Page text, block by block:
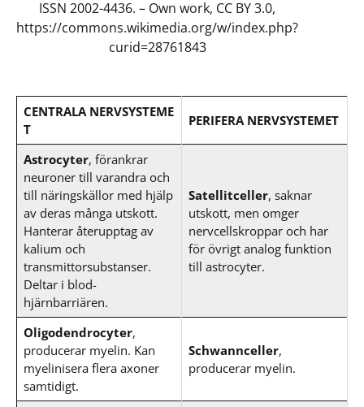
ISSN 2002-4436. – Own work, CC BY 3.0,
https://commons.wikimedia.org/w/index.php?
curid=28761843
CENTRALA NERVSYSTEME
T
PERIFERA NERVSYSTEMET
Astrocyter, förankrar
neuroner till varandra och
till näringskällor med hjälp
av deras många utskott.
Hanterar återupptag av
kalium och
transmittorsubstanser.
Deltar i blod-
hjärnbarriären.
Satellitceller, saknar
utskott, men omger
nervcellskroppar och har
för övrigt analog funktion
till astrocyter.
Oligodendrocyter,
producerar myelin. Kan
myelinisera flera axoner
samtidigt.
Schwannceller,
producerar myelin.